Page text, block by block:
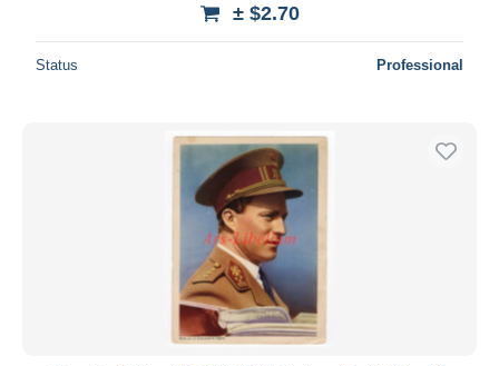
± $2.70
Status Professional